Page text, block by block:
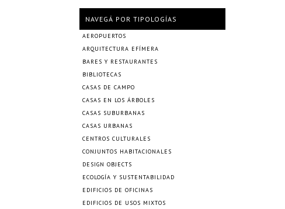
NAVEGÁ POR TIPOLOGÍAS
AEROPUERTOS
ARQUITECTURA EFÍMERA
BARES Y RESTAURANTES
BIBLIOTECAS
CASAS DE CAMPO
CASAS EN LOS ÁRBOLES
CASAS SUBURBANAS
CASAS URBANAS
CENTROS CULTURALES
CONJUNTOS HABITACIONALES
DESIGN OBJECTS
ECOLOGÍA Y SUSTENTABILIDAD
EDIFICIOS DE OFICINAS
EDIFICIOS DE USOS MIXTOS